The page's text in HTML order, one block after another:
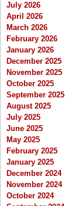
July 2026
April 2026
March 2026
February 2026
January 2026
December 2025
November 2025
October 2025
September 2025
August 2025
July 2025
June 2025
May 2025
February 2025
January 2025
December 2024
November 2024
October 2024